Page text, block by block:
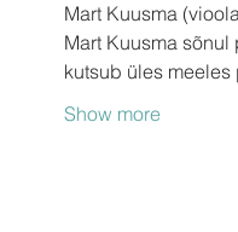
Mart Kuusma
Mart Kuusma
kutsub üles
Show more